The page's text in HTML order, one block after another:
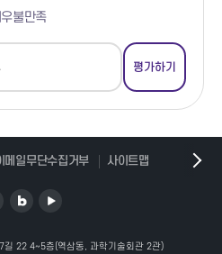
짝 거리죠.
로 반짝반짝 거리는데, 이거
느껴질 겁니다. 그게 이제 이
짝 거리는 게 무슨 이유냐면은 그건
리로 있단 말이에요. 그러면
우불만족
메일무단수집거부 사이트맵
길 22 4~5층(역삼동, 과학기술회관 2관)